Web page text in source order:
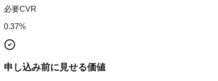
必要CVR
0.37%
申し込み前に見せる価値